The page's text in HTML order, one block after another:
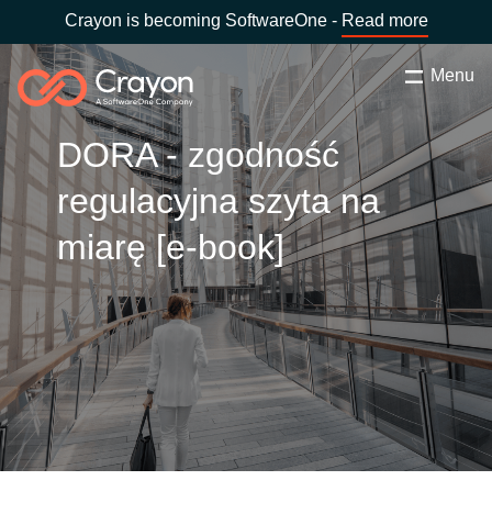
Crayon is becoming SoftwareOne - Read more
Menu
WYBIERZ JĘZYK
Global site
Africa
Australia
Austria
Szukaj zamknij
Nasze usługi
Partnerzy Software
Aktualności
O nas
Skontaktuj się z nami
Wybierz kraj:Poland
DORA - zgodność
regulacyjna szyta na
miarę [e-book]